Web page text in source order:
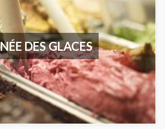
DES GLACES